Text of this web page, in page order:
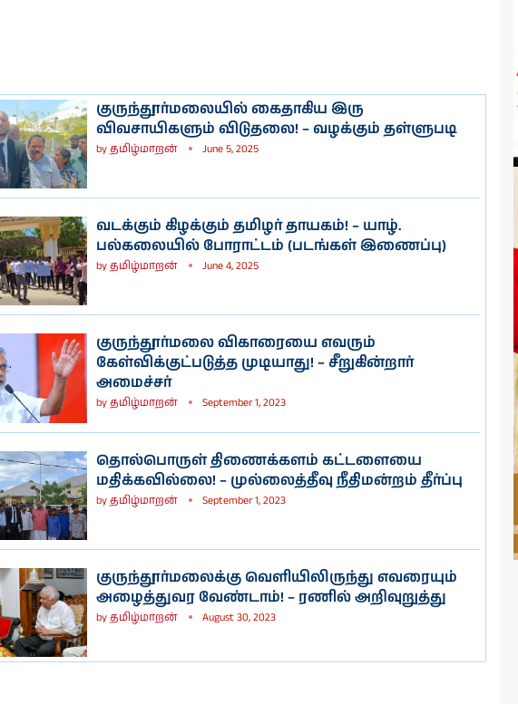
குருந்தூர்மலையில் கைதாகிய இரு
விவசாயிகளும் விடுதலை! – வழக்கும் தள்ளுபடி
byதமிழ்மாறன் June 5, 2025
வடக்கும் கிழக்கும் தமிழர் தாயகம்! – யாழ்.
பல்கலையில் போராட்டம் (படங்கள் இணைப்பு)
byதமிழ்மாறன் June 4, 2025
குருந்தூர்மலை விகாரையை எவரும்
கேள்விக்குட்படுத்த முடியாது! – சீறுகின்றார்
அமைச்சர்
byதமிழ்மாறன் September 1, 2023
தொல்பொருள் திணைக்களம் கட்டளையை
மதிக்கவில்லை! – முல்லைத்தீவு நீதிமன்றம் தீர்ப்பு
byதமிழ்மாறன் September 1, 2023
குருந்தூர்மலைக்கு வெளியிலிருந்து எவரையும்
அழைத்துவர வேண்டாம்! – ரணில் அறிவுறுத்து
byதமிழ்மாறன் August 30, 2023